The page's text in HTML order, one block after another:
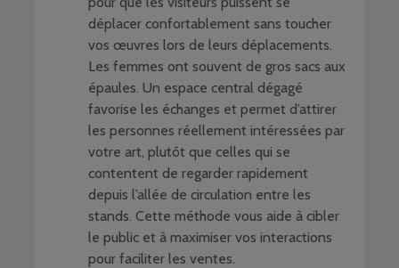
déplacer confortablement sans toucher
vos œuvres lors de leurs déplacements.
Les femmes ont souvent de gros sacs aux
épaules. Un espace central dégagé
favorise les échanges et permet d’attirer
les personnes réellement intéressées par
votre art, plutôt que celles qui se
contentent de regarder rapidement
depuis l’allée de circulation entre les
stands. Cette méthode vous aide à cibler
le public et à maximiser vos interactions
pour faciliter les ventes.